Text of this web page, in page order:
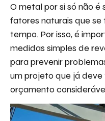
O metal por si só não
fatores naturais que se
tempo. Por isso, é
medidas simples de
para prevenir
um projeto que já
orçamento